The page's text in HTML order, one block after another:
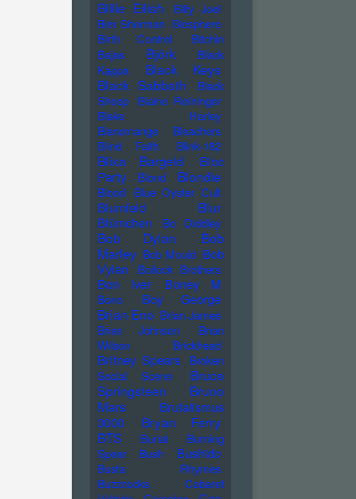
Billie Eilish
Billy Joel
Bim Sherman Biosphere
Birth Control
Bitchin
Bajas
Björk
Black
Kappa
Black Keys
Black Sabbath
Black
Sheep
Blaine Reininger
Blake Harley
Blancmange
Bleachers
Blind Faith
Blink-182
Blixa Bargeld
Bloc
Party
Blond Blondie
Blood Blue Oyster Cult
Blumfeld Blur
Blümchen Bo Diddley
Bob Dylan
Bob
Marley Bob Mould Bob
Vylan
Bollock Brothers
Bon Iver Boney M
Bono Boy George
Brian Eno Brian James
Brian Johnson
Brian
Wilson
Brickhead
Britney Spears
Broken
Social Scene
Bruce
Springsteen
Bruno
Mars
Brutalismus
3000
Bryan Ferry
BTS
Burial
Burning
Spear
Bush Bushido
Busta Rhymes
Buzzcocks
Cabaret